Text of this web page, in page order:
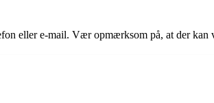
eller e-mail. Vær opmærksom på, at der kan